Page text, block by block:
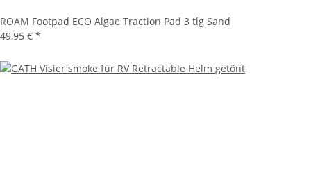
ROAM Footpad ECO Algae Traction Pad 3 tlg Sand
49,95 € *